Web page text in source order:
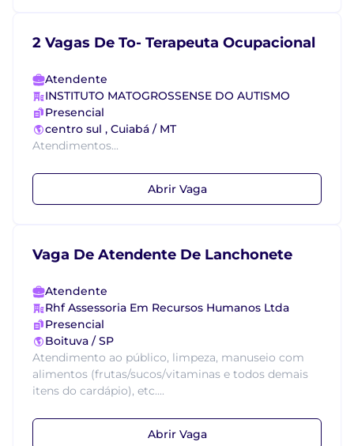
2 Vagas De To- Terapeuta Ocupacional
Atendente
INSTITUTO MATOGROSSENSE DO AUTISMO
Presencial
centro sul , Cuiabá / MT
Atendimentos...
Abrir Vaga
Vaga De Atendente De Lanchonete
Atendente
Rhf Assessoria Em Recursos Humanos Ltda
Presencial
Boituva / SP
Atendimento ao público, limpeza, manuseio com
alimentos (frutas/sucos/vitaminas e todos demais
itens do cardápio), etc....
Abrir Vaga